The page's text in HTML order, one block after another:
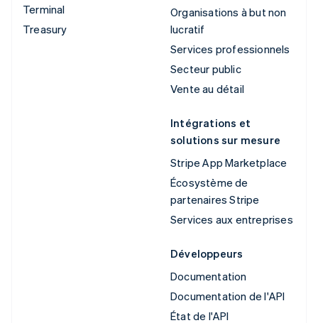
Terminal
Treasury
Organisations à but non
lucratif
Services professionnels
Secteur public
Vente au détail
Intégrations et
solutions sur mesure
Stripe App Marketplace
Écosystème de
partenaires Stripe
Services aux entreprises
Développeurs
Documentation
Documentation de l'API
État de l'API